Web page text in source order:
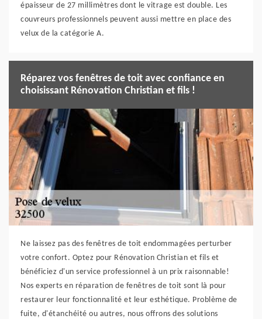
épaisseur de 27 millimètres dont le vitrage est double. Les
couvreurs professionnels peuvent aussi mettre en place des
velux de la catégorie A.
Réparez vos fenêtres de toit avec confiance en
choisissant Rénovation Christian et fils !
Ne laissez pas des fenêtres de toit endommagées perturber
votre confort. Optez pour Rénovation Christian et fils et
bénéficiez d'un service professionnel à un prix raisonnable!
Nos experts en réparation de fenêtres de toit sont là pour
restaurer leur fonctionnalité et leur esthétique. Problème de
fuite, d'étanchéité ou autres, nous offrons des solutions